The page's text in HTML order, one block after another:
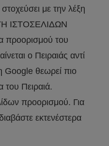
με την λέξη
ΙΣΤΟΣΕΛΙΔΩΝ
προορισμού του
ο Πειραιάς αντί
Google θεωρεί πιο
του Πειραιά.
προορισμού. Για
εκτενέστερα